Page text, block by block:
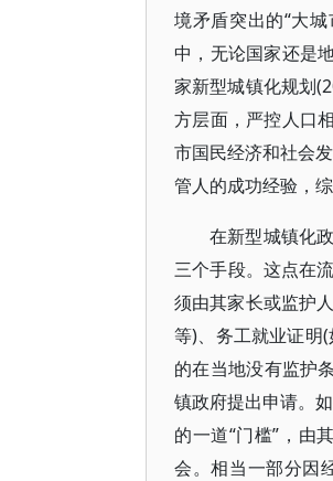
境矛盾突出的“大
中，无论国家还是
家新型城镇化规划
方层面，严控人口
市国民经济和社会
管人的成功经验，
在新型城镇化
三个手段。这点在
须由其家长或监护
等)、务工就业证明
的在当地没有监护
镇政府提出申请。
的一道“门槛”，由
会。相当一部分因